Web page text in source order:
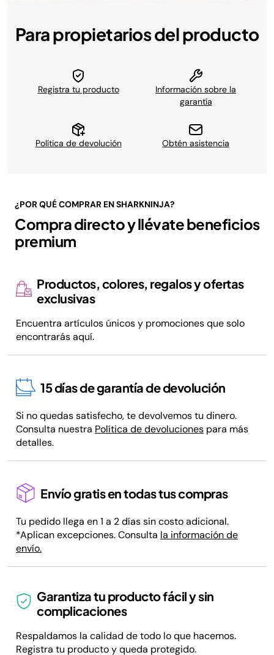
Para propietarios del producto
Registra tu producto
Información sobre la
garantía
Política de devolución Obtén asistencia
¿POR QUÉ COMPRAR EN SHARKNINJA?
Compra directo y llévate beneficios
premium
Productos, colores, regalos y ofertas
exclusivas
Encuentra artículos únicos y promociones que solo
encontrarás aquí.
15 días de garantía de devolución
Si no quedas satisfecho, te devolvemos tu dinero.
Consulta nuestra Política de devoluciones para más
detalles.
Envío gratis en todas tus compras
Tu pedido llega en 1 a 2 días sin costo adicional.
*Aplican excepciones. Consulta la información de
envío.
Garantiza tu producto fácil y sin
complicaciones
Respaldamos la calidad de todo lo que hacemos.
Registra tu producto y queda protegido.